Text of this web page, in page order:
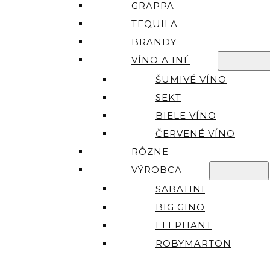
GRAPPA
TEQUILA
BRANDY
VÍNO A INÉ
ŠUMIVÉ VÍNO
SEKT
BIELE VÍNO
ČERVENÉ VÍNO
RÔZNE
VÝROBCA
SABATINI
BIG GINO
ELEPHANT
ROBYMARTON